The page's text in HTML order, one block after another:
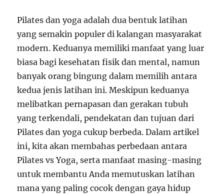
Pilates dan yoga adalah dua bentuk latihan
yang semakin populer di kalangan masyarakat
modern. Keduanya memiliki manfaat yang luar
biasa bagi kesehatan fisik dan mental, namun
banyak orang bingung dalam memilih antara
kedua jenis latihan ini. Meskipun keduanya
melibatkan pernapasan dan gerakan tubuh
yang terkendali, pendekatan dan tujuan dari
Pilates dan yoga cukup berbeda. Dalam artikel
ini, kita akan membahas perbedaan antara
Pilates vs Yoga, serta manfaat masing-masing
untuk membantu Anda memutuskan latihan
mana yang paling cocok dengan gaya hidup